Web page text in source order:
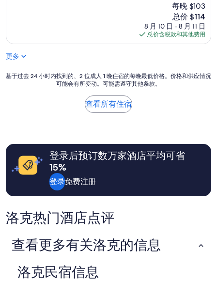
条
评）
每晚 $103
新
价
格
$114
总价 $114
8 月 10 日 - 8 月 11 日
总价含税款和其他费用
更多
基
找
成
人
晚
住
的
基于过去 24 小时内找到的、2 位成人 1 晚住宿的每晚最低价格。价格和供应情况
可能会有所变动。可能需遵守其他条款。
查看所有住宿
登录后预订数万家酒店平均可省
15%
登录免费注册
洛克热门酒店点评
查看更多有关洛克的信息
洛克民宿信息